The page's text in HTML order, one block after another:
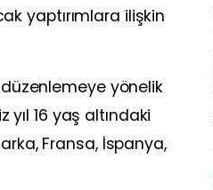
yaptırımlara ilişkin
yönelik
16 yaş altındaki
Fransa, İspanya,